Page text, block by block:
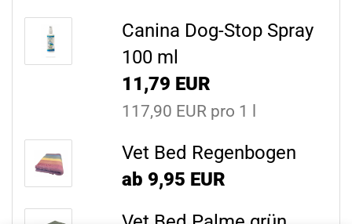
Canina Dog-Stop Spray
100 ml
11,79 EUR
117,90 EUR pro 1 l
Vet Bed Regenbogen
ab 9,95 EUR